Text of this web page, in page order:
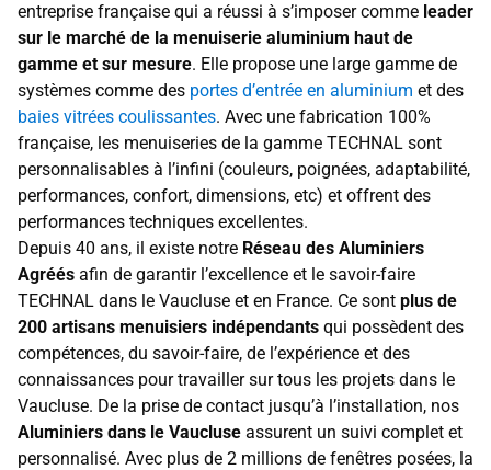
entreprise française qui a réussi à s’imposer comme leader
sur le marché de la menuiserie aluminium haut de
gamme et sur mesure. Elle propose une large gamme de
systèmes comme des portes d’entrée en aluminium et des
baies vitrées coulissantes. Avec une fabrication 100%
française, les menuiseries de la gamme TECHNAL sont
personnalisables à l’infini (couleurs, poignées, adaptabilité,
performances, confort, dimensions, etc) et offrent des
performances techniques excellentes.
Depuis 40 ans, il existe notre Réseau des Aluminiers
Agréés afin de garantir l’excellence et le savoir-faire
TECHNAL dans le Vaucluse et en France. Ce sont plus de
200 artisans menuisiers indépendants qui possèdent des
compétences, du savoir-faire, de l’expérience et des
connaissances pour travailler sur tous les projets dans le
Vaucluse. De la prise de contact jusqu’à l’installation, nos
Aluminiers dans le Vaucluse assurent un suivi complet et
personnalisé. Avec plus de 2 millions de fenêtres posées, la